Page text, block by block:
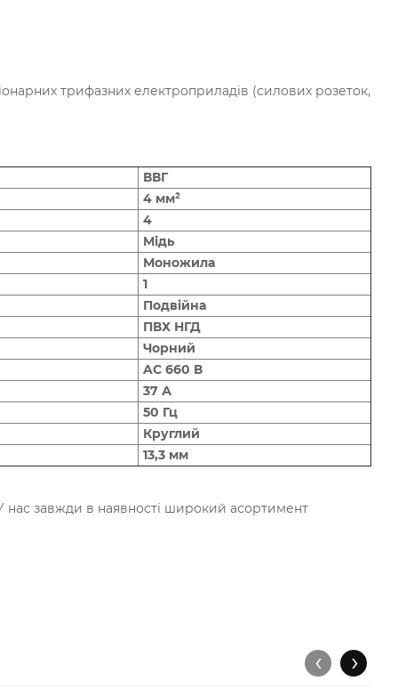
трифазних електроприладів (силових розеток,
ВВГ
4 мм²
4
Мідь
Моножила
1
Подвійна
ПВХ НГД
Чорний
AC 660 В
37 А
50 Гц
Круглий
13,3 мм
нас завжди в наявності широкий асортимент
‹ ›